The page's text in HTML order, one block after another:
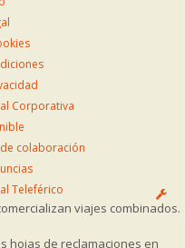
Corporativa
colaboración
Teleférico
viajes combinados.
hojas de reclamaciones en